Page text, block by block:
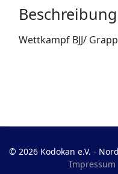
Beschreibung
Wettkampf BJJ/
© 2026 Kodokan e.V. -
Impressum